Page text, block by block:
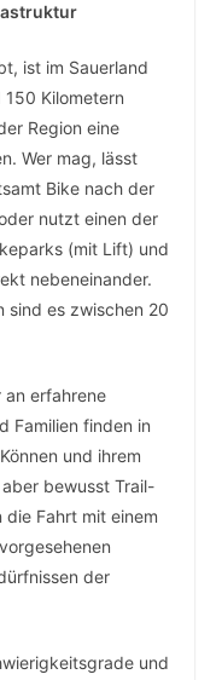
ist im Sauerland
Kilometern
Region eine
Wer mag, lässt
Bike nach der
nutzt einen der
(mit Lift) und
nebeneinander.
sind es zwischen 20
erfahrene
Familien finden in
und ihrem
bewusst Trail-
die Fahrt mit einem
der
und